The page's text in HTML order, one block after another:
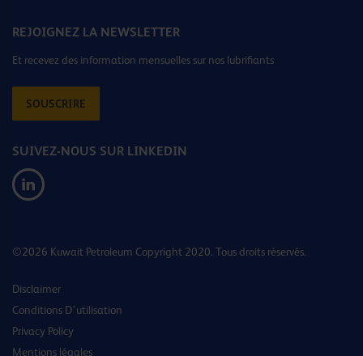
REJOIGNEZ LA NEWSLETTER
Et recevez des information mensuelles sur nos lubrifiants
SOUSCRIRE
SUIVEZ-NOUS SUR LINKEDIN
©2026 Kuwait Petroleum Copyright 2020. Tous droits réservés.
Disclaimer
Conditions D’utilisation
Privacy Policy
Mentions légales